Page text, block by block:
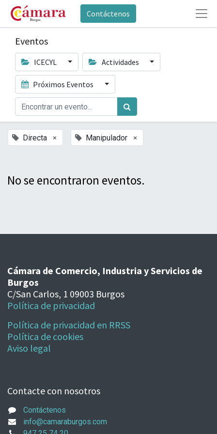
Contáctenos
Eventos
ICECYL Actividades
Próximos Eventos
Directa × Manipulador ×
No se encontraron eventos.
Cámara de Comercio, Industria y Servicios de
Burgos
C/San Carlos, 1 09003 Burgos
Política de privacidad
Política de privacidad en RRSS
Política de cookies
Aviso legal
Contacte con nosotros
Contáctenos
info@camaraburgos.com